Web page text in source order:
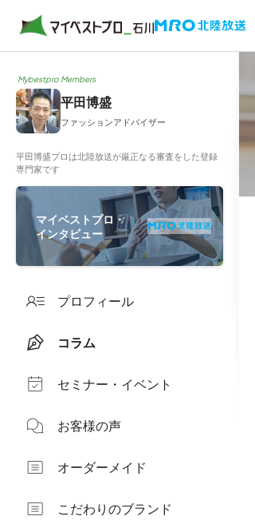
Mybestpro Members
平田博盛
ファッションアドバイザー
平田博盛プロは北陸放送が厳正なる審査をした登録
専門家です
マイベストプロ・
インタビュー
プロフィール
コラム
セミナー・イベント
お客様の声
オーダーメイド
こだわりのブランド